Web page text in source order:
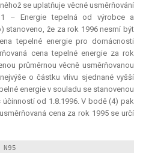
se uplatňuje věcné usměrňování
– Energie tepelná od výrobce a
stanoveno, že za rok 1996 nesmí být
tepelné energie pro domácnosti
cena tepelné energie za rok
průměrnou věcně usměrňovanou
o částku vlivu sjednané vyšší
energie v souladu se stanovenou
od 1.8.1996. V bodě (4) pak
cena za rok 1995 se určí
N95